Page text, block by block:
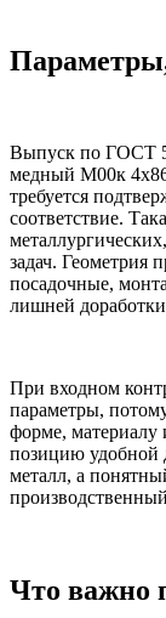
Выпуск по ГОСТ
медный М00к
требуется
соответствие.
задач. Геометрия
посадочные,
лишней
При входном
параметры,
форме,
позицию удобной
металл, а
Что важно